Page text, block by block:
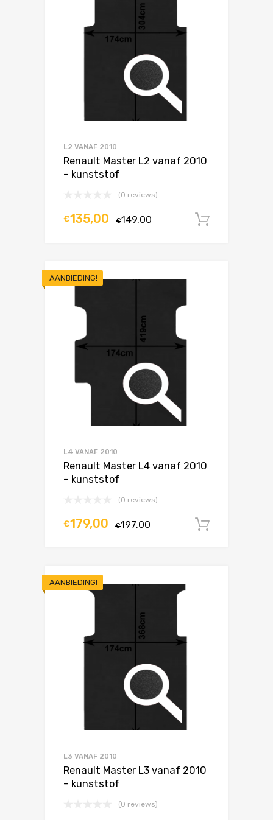
L2 VANAF 2010
Renault Master L2 vanaf 2010
– kunststof
(0 reviews)
€149,00
€135,00
AANBIEDING!
L4 VANAF 2010
Renault Master L4 vanaf 2010
– kunststof
(0 reviews)
€197,00
€179,00
AANBIEDING!
L3 VANAF 2010
Renault Master L3 vanaf 2010
– kunststof
(0 reviews)